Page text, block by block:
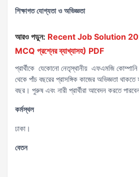
শিক্ষাগত যোগ্যতা ও অভিজ্ঞতা
আরও পড়ুন: Recent Job Solution
MCQ প্রশ্নের ব্যাখ্যাসহ) PDF
প্রার্থীকে যেকোনো নেতৃস্থানীয় এফএমজি
থেকে পাঁচ বছরের প্রাসঙ্গিক কাজের অভিজ্ঞতা
বছর। পুরুষ এবং নারী প্রার্থীরা আবেদন করতে
কর্মস্থল
ঢাকা।
বেতন